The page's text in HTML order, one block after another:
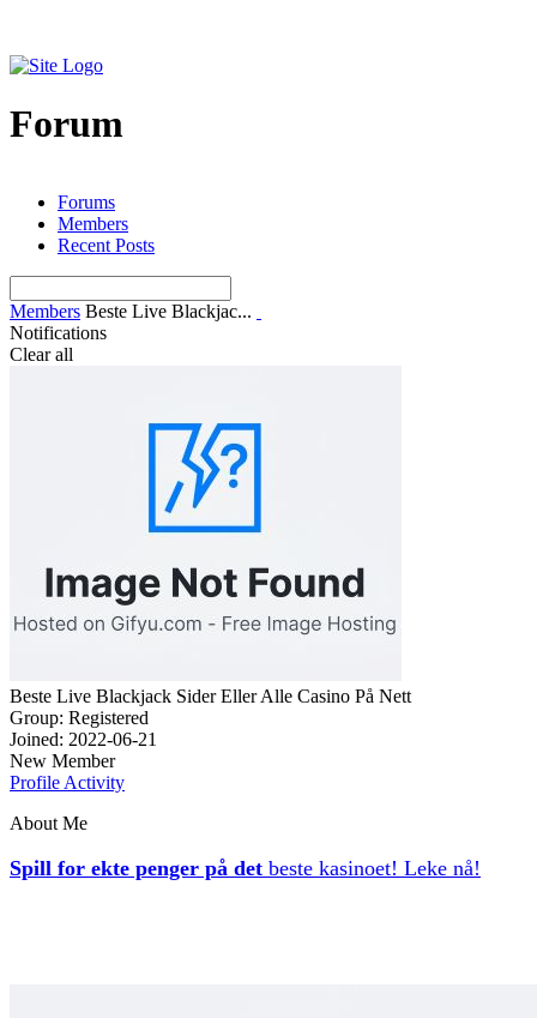
Forum
Forums
Members
Recent Posts
Members Beste Live Blackjac...
Notifications
Clear all
Beste Live Blackjack Sider Eller Alle Casino På Nett
Group: Registered
Joined: 2022-06-21
New Member
Profile Activity
About Me
Spill for ekte penger på det beste kasinoet! Leke nå!